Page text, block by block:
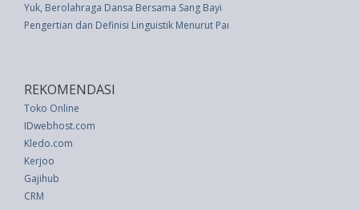
Yuk, Berolahraga Dansa Bersama Sang Bayi
Pengertian dan Definisi Linguistik Menurut Para Ahli
REKOMENDASI
Toko Online
IDwebhost.com
Kledo.com
Kerjoo
Gajihub
CRM